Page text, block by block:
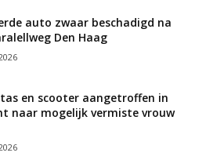
auto zwaar beschadigd na
Den Haag
en scooter aangetroffen in
naar mogelijk vermiste vrouw